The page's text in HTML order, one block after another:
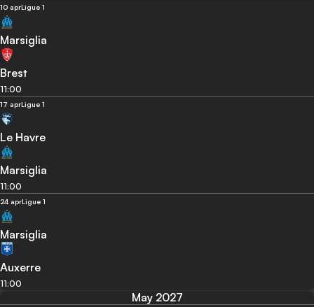
10 aprLigue 1
Marsiglia
Brest
11:00
17 aprLigue 1
Le Havre
Marsiglia
11:00
24 aprLigue 1
Marsiglia
Auxerre
11:00
May 2027